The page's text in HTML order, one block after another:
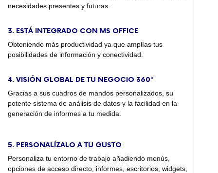
necesidades presentes y futuras.
3. ESTÁ INTEGRADO CON MS OFFICE
Obteniendo más productividad ya que amplías tus
posibilidades de información y conectividad.
4. VISIÓN GLOBAL DE TU NEGOCIO 360º
Gracias a sus cuadros de mandos personalizados, su
potente sistema de análisis de datos y la facilidad en la
generación de informes a tu medida.
5. PERSONALÍZALO A TU GUSTO
Personaliza tu entorno de trabajo añadiendo menús,
opciones de acceso directo, informes, escritorios, widgets,